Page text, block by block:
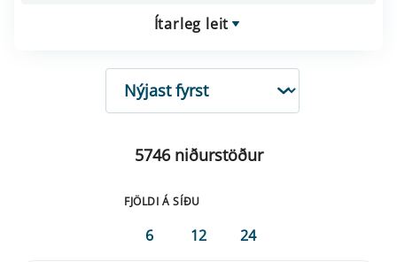
Ítarleg leit
RÖÐUN
5746 niðurstöður
FJÖLDI Á SÍÐU
6 12 24